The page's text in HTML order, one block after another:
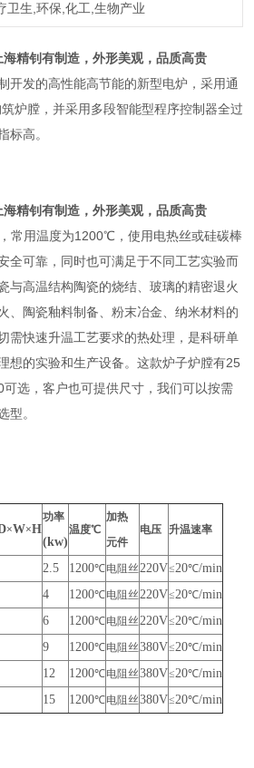
卫生,环保,化工,生物产业
海精钊有制造，外形美观，品质高贵
开发的高性能高节能的新型电炉，采用通
炉膛，并采用多段智能型程序控制器全过
标高。
海精钊有制造，外形美观，品质高贵
用温度为1200℃，使用电热丝或硅碳棒
全可靠，同时也可满足于不同工艺实验而
与高温结构陶瓷的烧结、玻璃的精密退火
、陶瓷釉料制备、粉末冶金、纳米材料的
需快速升温工艺要求的热处理，是科研单
想的实验和生产设备。这款炉子炉膛有25
选，客户也可提供尺寸，我们可以按需
型。
×W×H
功率
(kw)
温度℃
加热
元件
电压 升温速率
2.5 1200℃电阻丝220V≤20℃/min
4 1200℃电阻丝220V≤20℃/min
6 1200℃电阻丝220V≤20℃/min
9 1200℃电阻丝380V≤20℃/min
12 1200℃电阻丝380V≤20℃/min
15 1200℃电阻丝380V≤20℃/min